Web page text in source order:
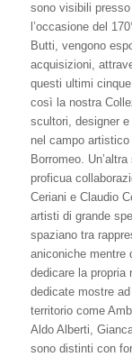
sono visibili
l’occasione del
Butti, vengono
acquisizioni,
questi ultimi
così la nostra
scultori, designer
nel campo
Borromeo.
proficua
Ceriani e Claudio
artisti di grande
spaziano tra
aniconiche mentre
dedicare la propria
dedicate mostre
territorio come
Aldo Alberti,
sono distinti con